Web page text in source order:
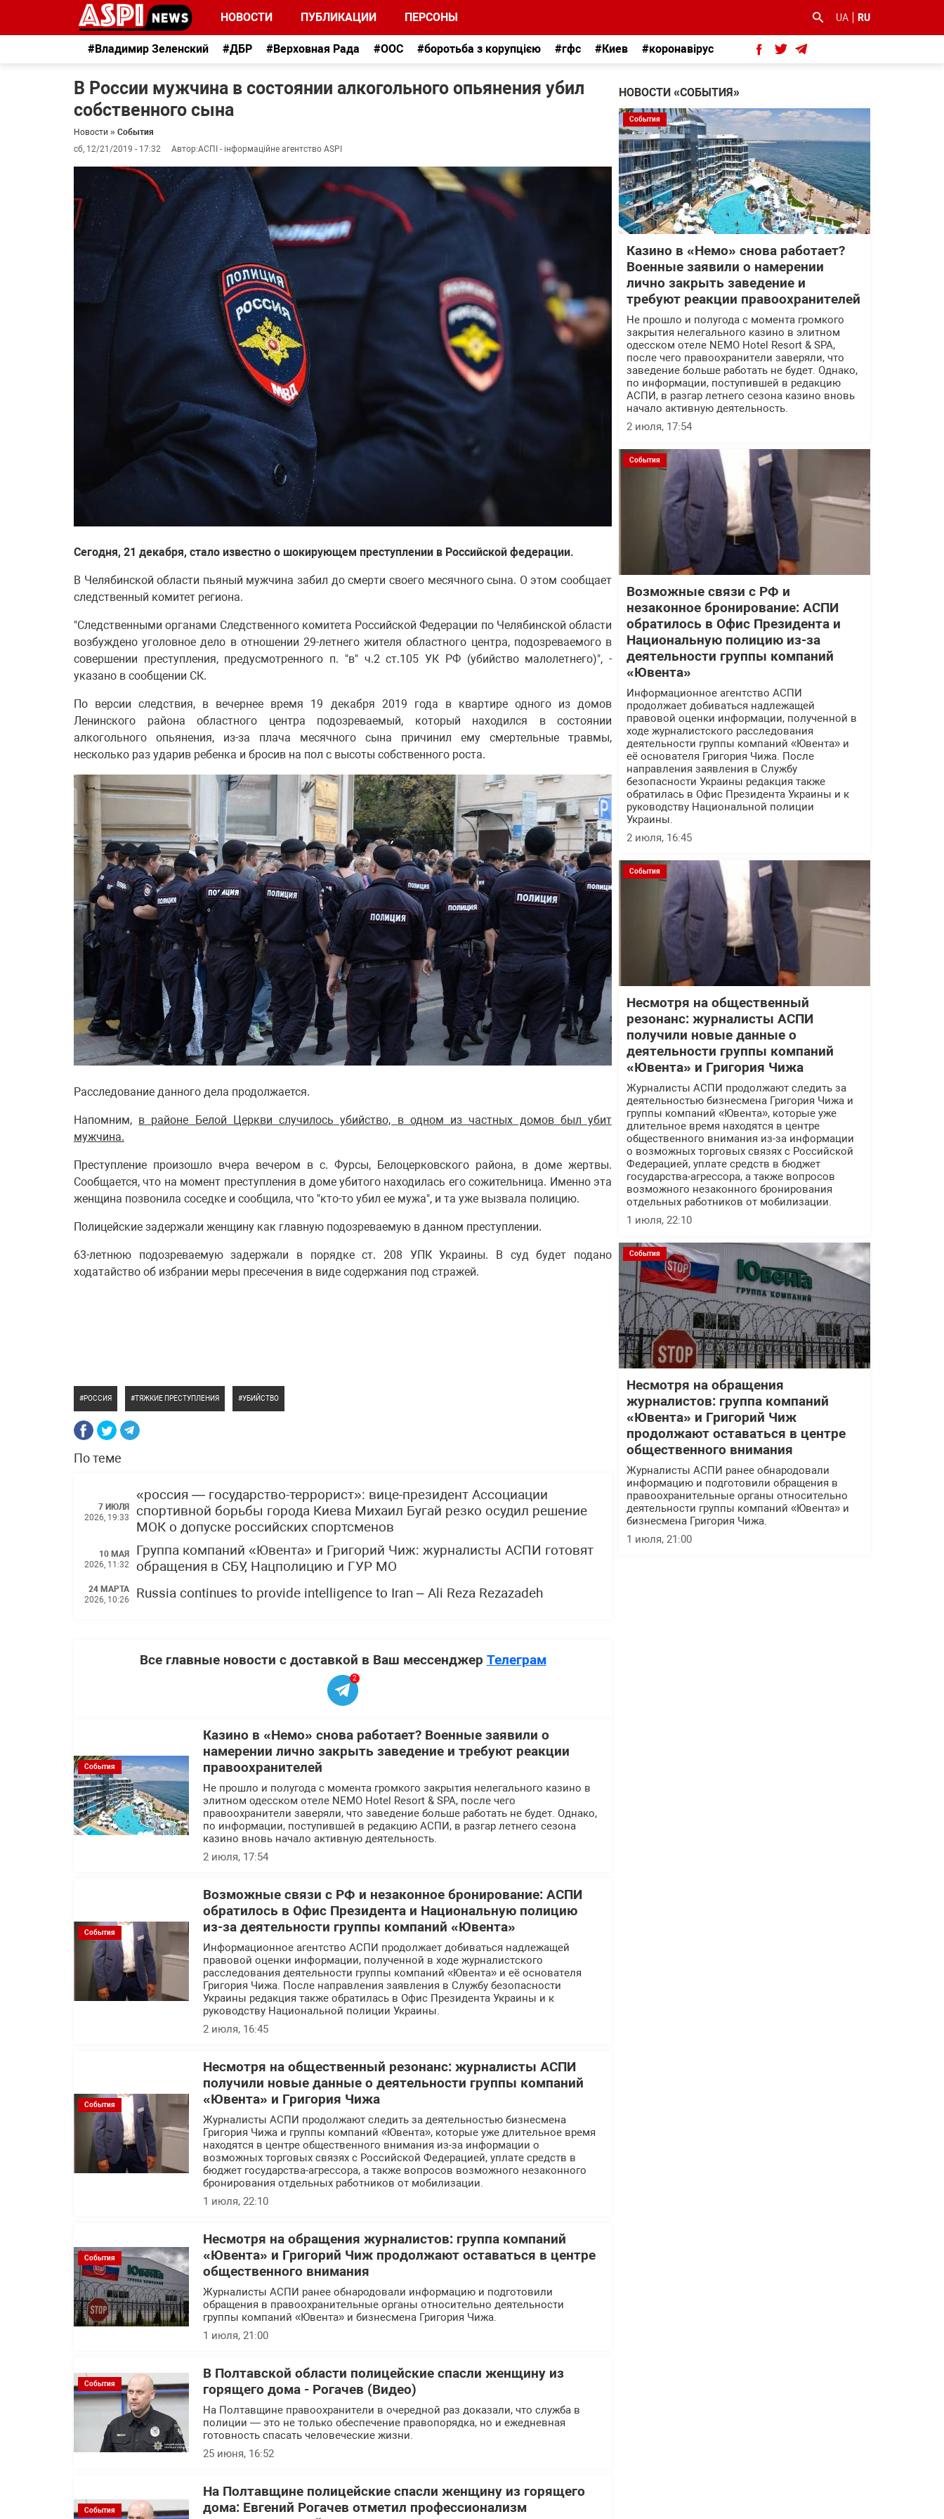
НОВОСТИ ПУБЛИКАЦИИ ПЕРСОНЫ UA RU
#Владимир Зеленский #ДБР #Верховная Рада #ООС #боротьба з корупцією #гфс #Киев #коронавірус
В России мужчина в состоянии алкогольного опьянения убил
собственного сына
Новости » События
сб, 12/21/2019 - 17:32
Автор:АСПІ - інформаційне агентство ASPI
Сегодня, 21 декабря, стало известно о шокирующем преступлении в Российской федерации.
В Челябинской области пьяный мужчина забил до смерти своего месячного сына. О этом сообщает
следственный комитет региона.
"Следственными органами Следственного комитета Российской Федерации по Челябинской области
возбуждено уголовное дело в отношении 29-летнего жителя областного центра, подозреваемого в
совершении преступления, предусмотренного п. "в" ч.2 ст.105 УК РФ (убийство малолетнего)", -
указано в сообщении СК.
По версии следствия, в вечернее время 19 декабря 2019 года в квартире одного из домов
Ленинского района областного центра подозреваемый, который находился в состоянии
алкогольного опьянения, из-за плача месячного сына причинил ему смертельные травмы,
несколько раз ударив ребенка и бросив на пол с высоты собственного роста.
Расследование данного дела продолжается.
Напомним, в районе Белой Церкви случилось убийство, в одном из частных домов был убит
мужчина.
Преступление произошло вчера вечером в с. Фурсы, Белоцерковского района, в доме жертвы.
Сообщается, что на момент преступления в доме убитого находилась его сожительница. Именно эта
женщина позвонила соседке и сообщила, что "кто-то убил ее мужа", и та уже вызвала полицию.
Полицейские задержали женщину как главную подозреваемую в данном преступлении.
63-летнюю подозреваемую задержали в порядке ст. 208 УПК Украины. В суд будет подано
ходатайство об избрании меры пресечения в виде содержания под стражей.
РОССИЯ ТЯЖКИЕ ПРЕСТУПЛЕНИЯ УБИЙСТВО
По теме
7 ИЮЛЯ
2026, 19:33
«россия — государство-террорист»: вице-президент Ассоциации
спортивной борьбы города Киева Михаил Бугай резко осудил решение
МОК о допуске российских спортсменов
10 МАЯ
2026, 11:32
Группа компаний «Ювента» и Григорий Чиж: журналисты АСПИ готовят
обращения в СБУ, Нацполицию и ГУР МО
24 МАРТА
2026, 10:26
Russia continues to provide intelligence to Iran – Ali Reza Rezazadeh
Все главные новости с доставкой в Ваш мессенджер Телеграм
2
События
Казино в «Немо» снова работает? Военные заявили о
намерении лично закрыть заведение и требуют реакции
правоохранителей
Не прошло и полугода с момента громкого закрытия нелегального казино в
элитном одесском отеле NEMO Hotel Resort & SPA, после чего
правоохранители заверяли, что заведение больше работать не будет. Однако,
по информации, поступившей в редакцию АСПИ, в разгар летнего сезона
казино вновь начало активную деятельность.
2 июля, 17:54
События
Возможные связи с РФ и незаконное бронирование: АСПИ
обратилось в Офис Президента и Национальную полицию
из-за деятельности группы компаний «Ювента»
Информационное агентство АСПИ продолжает добиваться надлежащей
правовой оценки информации, полученной в ходе журналистского
расследования деятельности группы компаний «Ювента» и её основателя
Григория Чижа. После направления заявления в Службу безопасности
Украины редакция также обратилась в Офис Президента Украины и к
руководству Национальной полиции Украины.
2 июля, 16:45
События
Несмотря на общественный резонанс: журналисты АСПИ
получили новые данные о деятельности группы компаний
«Ювента» и Григория Чижа
Журналисты АСПИ продолжают следить за деятельностью бизнесмена
Григория Чижа и группы компаний «Ювента», которые уже длительное время
находятся в центре общественного внимания из-за информации о
возможных торговых связях с Российской Федерацией, уплате средств в
бюджет государства-агрессора, а также вопросов возможного незаконного
бронирования отдельных работников от мобилизации.
1 июля, 22:10
События
Несмотря на обращения журналистов: группа компаний
«Ювента» и Григорий Чиж продолжают оставаться в центре
общественного внимания
Журналисты АСПИ ранее обнародовали информацию и подготовили
обращения в правоохранительные органы относительно деятельности
группы компаний «Ювента» и бизнесмена Григория Чижа.
1 июля, 21:00
События
В Полтавской области полицейские спасли женщину из
горящего дома - Рогачев (Видео)
На Полтавщине правоохранители в очередной раз доказали, что служба в
полиции — это не только обеспечение правопорядка, но и ежедневная
готовность спасать человеческие жизни.
25 июня, 16:52
События
На Полтавщине полицейские спасли женщину из горящего
дома: Евгений Рогачев отметил профессионализм
НОВОСТИ «СОБЫТИЯ»
События
Казино в «Немо» снова работает?
Военные заявили о намерении
лично закрыть заведение и
требуют реакции правоохранителей
Не прошло и полугода с момента громкого
закрытия нелегального казино в элитном
одесском отеле NEMO Hotel Resort & SPA,
после чего правоохранители заверяли, что
заведение больше работать не будет. Однако,
по информации, поступившей в редакцию
АСПИ, в разгар летнего сезона казино вновь
начало активную деятельность.
2 июля, 17:54
События
Возможные связи с РФ и
незаконное бронирование: АСПИ
обратилось в Офис Президента и
Национальную полицию из-за
деятельности группы компаний
«Ювента»
Информационное агентство АСПИ
продолжает добиваться надлежащей
правовой оценки информации, полученной в
ходе журналистского расследования
деятельности группы компаний «Ювента» и
её основателя Григория Чижа. После
направления заявления в Службу
безопасности Украины редакция также
обратилась в Офис Президента Украины и к
руководству Национальной полиции
Украины.
2 июля, 16:45
События
Несмотря на общественный
резонанс: журналисты АСПИ
получили новые данные о
деятельности группы компаний
«Ювента» и Григория Чижа
Журналисты АСПИ продолжают следить за
деятельностью бизнесмена Григория Чижа и
группы компаний «Ювента», которые уже
длительное время находятся в центре
общественного внимания из-за информации
о возможных торговых связях с Российской
Федерацией, уплате средств в бюджет
государства-агрессора, а также вопросов
возможного незаконного бронирования
отдельных работников от мобилизации.
1 июля, 22:10
События
Несмотря на обращения
журналистов: группа компаний
«Ювента» и Григорий Чиж
продолжают оставаться в центре
общественного внимания
Журналисты АСПИ ранее обнародовали
информацию и подготовили обращения в
правоохранительные органы относительно
деятельности группы компаний «Ювента» и
бизнесмена Григория Чижа.
1 июля, 21:00